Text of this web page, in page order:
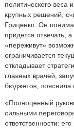
политического веса
крупных решений,
Гриценко. Он
придется отвечать,
«переживут»
ограничивается
откладывает
главных врачей,
бюджетов, пояснила
«Полноценный
сильными
ответственности: